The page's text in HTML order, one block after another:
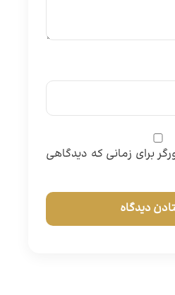
برای زمانی که دیدگاهی